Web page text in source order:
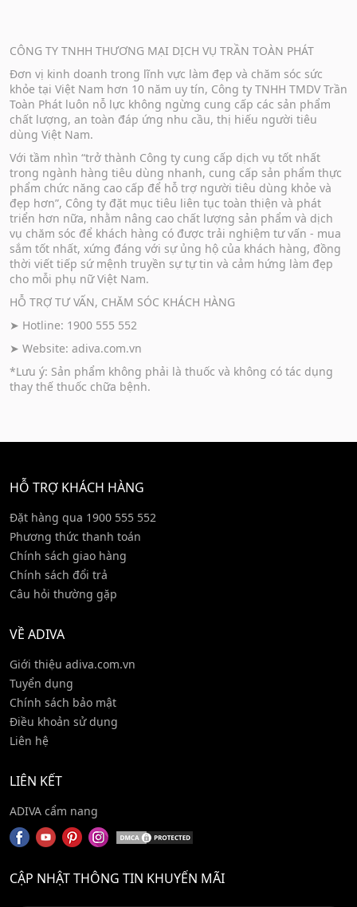
CÔNG TY TNHH THƯƠNG MẠI DỊCH VỤ TRẦN TOÀN PHÁT
Đơn vị kinh doanh trong lĩnh vực làm đẹp và chăm sóc sức
khỏe tại Việt Nam hơn 10 năm uy tín, Công ty TNHH TMDV Trần
Toàn Phát luôn nỗ lực không ngừng cung cấp các sản phẩm
chất lượng, an toàn đáp ứng nhu cầu, thị hiếu người tiêu
dùng Việt Nam.
Với tầm nhìn “trở thành Công ty cung cấp dịch vụ tốt nhất
trong ngành hàng tiêu dùng nhanh, cung cấp sản phẩm thực
phẩm chức năng cao cấp để hỗ trợ người tiêu dùng khỏe và
đẹp hơn”, Công ty đặt mục tiêu liên tục toàn thiện và phát
triển hơn nữa, nhằm nâng cao chất lượng sản phẩm và dịch
vụ chăm sóc để khách hàng có được trải nghiệm tư vấn - mua
sắm tốt nhất, xứng đáng với sự ủng hộ của khách hàng, đồng
thời viết tiếp sứ mệnh truyền sự tự tin và cảm hứng làm đẹp
cho mỗi phụ nữ Việt Nam.
HỖ TRỢ TƯ VẤN, CHĂM SÓC KHÁCH HÀNG
➤ Hotline: 1900 555 552
➤ Website: adiva.com.vn
*Lưu ý: Sản phẩm không phải là thuốc và không có tác dụng
thay thế thuốc chữa bệnh.
HỖ TRỢ KHÁCH HÀNG
Đặt hàng qua 1900 555 552
Phương thức thanh toán
Chính sách giao hàng
Chính sách đổi trả
Câu hỏi thường gặp
VỀ ADIVA
Giới thiệu adiva.com.vn
Tuyển dụng
Chính sách bảo mật
Điều khoản sử dụng
Liên hệ
LIÊN KẾT
ADIVA cẩm nang
CẬP NHẬT THÔNG TIN KHUYẾN MÃI